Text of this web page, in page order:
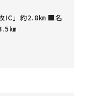
IC」約2.8㎞ ■名
㎞